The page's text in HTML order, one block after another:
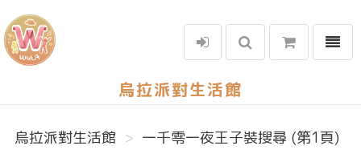
烏拉派對生活館
選單
烏拉派對生活館 一千零一夜王子裝搜尋 (第1頁)